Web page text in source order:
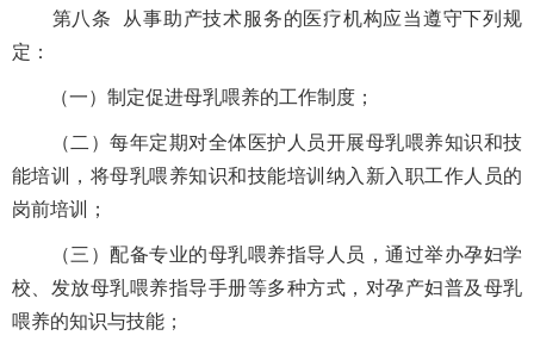
第八条 从事助产技术服务的医疗机构应当遵守下列规
定：
（一）制定促进母乳喂养的工作制度；
（二）每年定期对全体医护人员开展母乳喂养知识和技
能培训，将母乳喂养知识和技能培训纳入新入职工作人员的
岗前培训；
（三）配备专业的母乳喂养指导人员，通过举办孕妇学
校、发放母乳喂养指导手册等多种方式，对孕产妇普及母乳
喂养的知识与技能；